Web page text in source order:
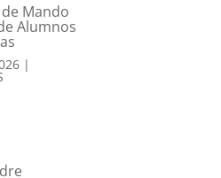
Mando
Alumnos
|